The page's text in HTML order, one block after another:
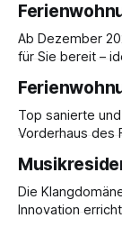
sodass die
erfüllen können. Voraussetzung hierfür ist die Gründung
eines Vereins,
Ab Dezember
für Sie bereit –
winterliche
behaglicher Atmosphäre. Preis für
150,- € inkl. MwSt. pro
Top sanierte
Vorderhaus des
unmittelbarer
Die
Innovation